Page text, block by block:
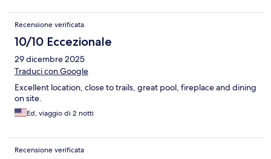
Recensione verificata
10/10 Eccezionale
29 dicembre 2025
Traduci con Google
Excellent location, close to trails, great pool, fireplace and dining
on site.
Ed, viaggio di 2 notti
Recensione verificata